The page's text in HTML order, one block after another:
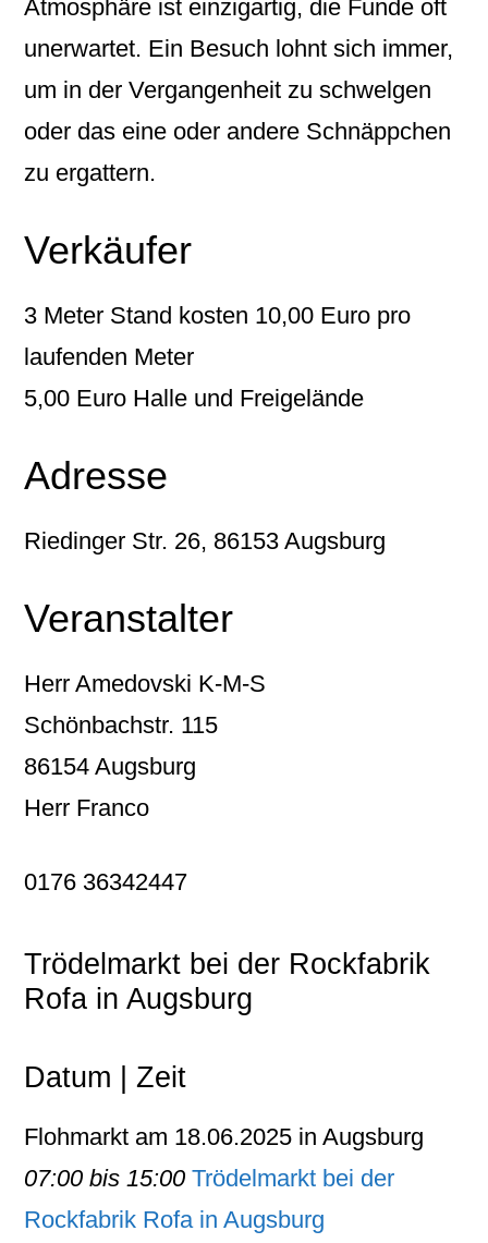
Atmosphäre ist einzigartig, die Funde oft
unerwartet. Ein Besuch lohnt sich immer,
um in der Vergangenheit zu schwelgen
oder das eine oder andere Schnäppchen
zu ergattern.
Verkäufer
3 Meter Stand kosten 10,00 Euro pro
laufenden Meter
5,00 Euro Halle und Freigelände
Adresse
Riedinger Str. 26, 86153 Augsburg
Veranstalter
Herr Amedovski K-M-S
Schönbachstr. 115
86154 Augsburg
Herr Franco
0176 36342447
Trödelmarkt bei der Rockfabrik
Rofa in Augsburg
Datum | Zeit
Flohmarkt am 18.06.2025 in Augsburg
07:00 bis 15:00 Trödelmarkt bei der
Rockfabrik Rofa in Augsburg